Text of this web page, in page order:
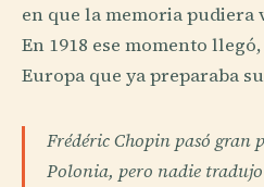
en que la memoria pudiera
En 1918 ese momento
Europa que ya preparaba
Frédéric Chopin pasó gran
Polonia, pero nadie